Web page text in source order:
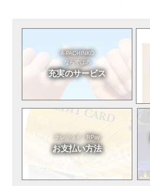
A-PACHINKO
ならではの
充実のサービス
クレジット・RPay
お支払い方法